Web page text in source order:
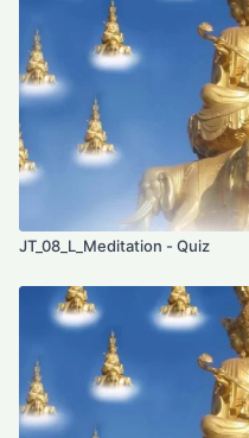
JT_08_L_Meditation - Quiz